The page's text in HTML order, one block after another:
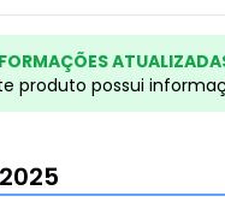
produto possui